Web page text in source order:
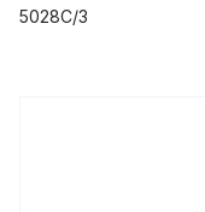
5028C/3